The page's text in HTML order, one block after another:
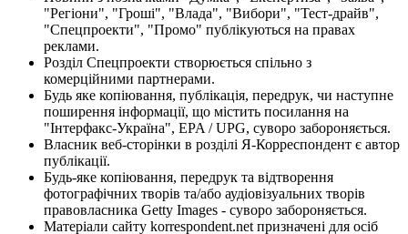
"Регіони", "Гроші", "Влада", "Вибори", "Тест-драйв",
"Спецпроекти", "Промо" публікуються на правах
реклами.
Розділ Спецпроекти створюється спільно з
комерційними партнерами.
Будь яке копіювання, публікація, передрук, чи наступне
поширення інформації, що містить посилання на
"Інтерфакс-Україна", EPA / UPG, суворо забороняється.
Власник веб-сторінки в розділі Я-Корреспондент є автор
публікації.
Будь-яке копіювання, передрук та відтворення
фотографічних творів та/або аудіовізуальних творів
правовласника Getty Images - суворо забороняється.
Матеріали сайту korrespondent.net призначені для осіб